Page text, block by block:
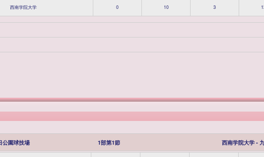
西南学院大学 0 10 3
公園球技場 1部第1節 西南学院大学 -